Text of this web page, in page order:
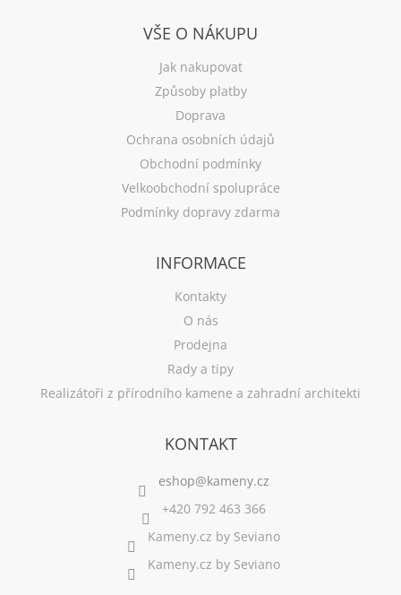
VŠE O NÁKUPU
Jak nakupovat
Způsoby platby
Doprava
Ochrana osobních údajů
Obchodní podmínky
Velkoobchodní spolupráce
Podmínky dopravy zdarma
INFORMACE
Kontakty
O nás
Prodejna
Rady a tipy
Realizátoři z přírodního kamene a zahradní architekti
KONTAKT
+420 792 463 366
Kameny.cz by Seviano
Kameny.cz by Seviano